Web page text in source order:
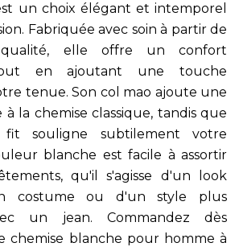
un choix élégant et intemporel
Fabriquée avec soin à partir de
elle offre un confort
en ajoutant une touche
tenue. Son col mao ajoute une
la chemise classique, tandis que
souligne subtilement votre
blanche est facile à assortir
qu'il s'agisse d'un look
costume ou d'un style plus
un jean. Commandez dès
chemise blanche pour homme à